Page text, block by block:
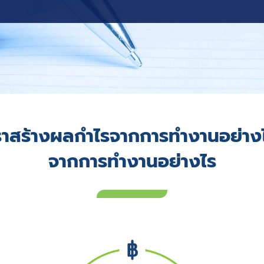
าสร้างผลกำไรจากการทำงานอย่าง
จากการทำงานอย่างไร